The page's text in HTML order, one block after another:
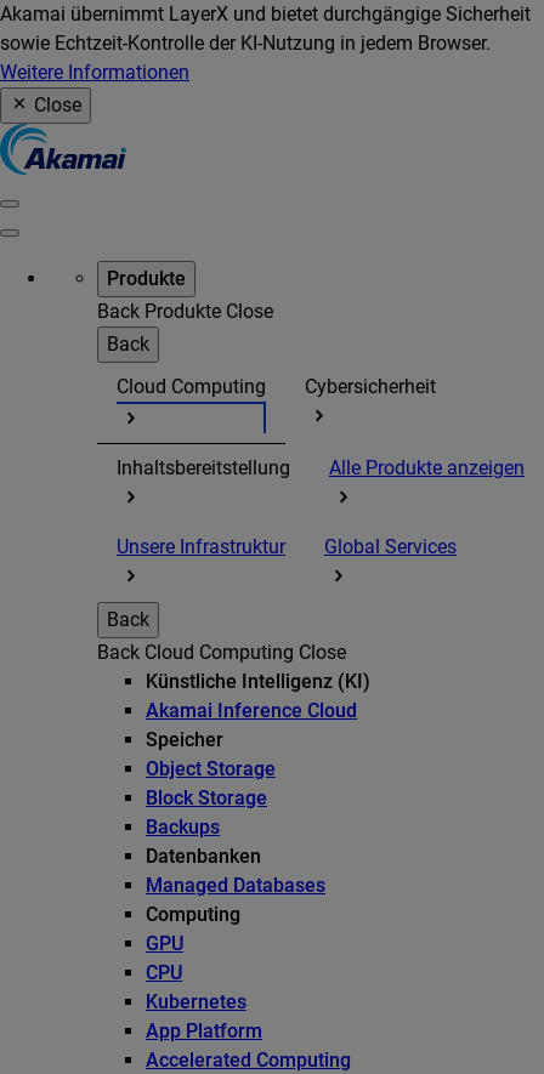
Akamai übernimmt LayerX und bietet durchgängige Sicherheit
sowie Echtzeit-Kontrolle der KI-Nutzung in jedem Browser.
Weitere Informationen
Close
Produkte
Back Produkte Close
Back
Cloud Computing
Cybersicherheit
Inhaltsbereitstellung Alle Produkte anzeigen
Unsere Infrastruktur Global Services
Back
Back Cloud Computing Close
Künstliche Intelligenz (KI)
Akamai Inference Cloud
Speicher
Object Storage
Block Storage
Backups
Datenbanken
Managed Databases
Computing
GPU
CPU
Kubernetes
App Platform
Accelerated Computing